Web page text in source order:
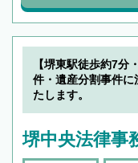
【堺東駅徒歩約7分
件・遺産分割事件
たします。
堺中央法律事